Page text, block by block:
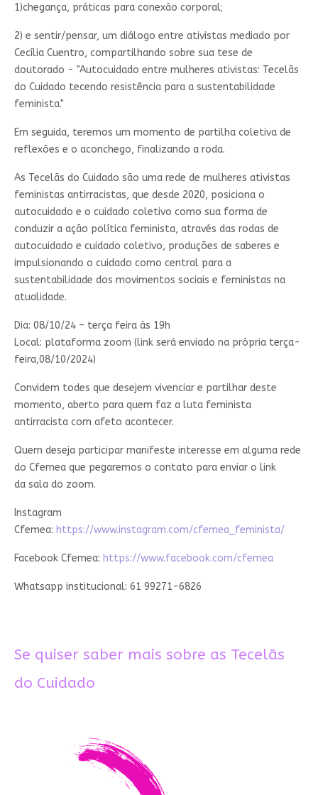
1)chegança, práticas para conexão corporal;
2) e sentir/pensar, um diálogo entre ativistas mediado por
Cecília Cuentro, compartilhando sobre sua tese de
doutorado - "Autocuidado entre mulheres ativistas: Tecelãs
do Cuidado tecendo resistência para a sustentabilidade
feminista."
Em seguida, teremos um momento de partilha coletiva de
reflexões e o aconchego, finalizando a roda.
As Tecelãs do Cuidado são uma rede de mulheres ativistas
feministas antirracistas, que desde 2020, posiciona o
autocuidado e o cuidado coletivo como sua forma de
conduzir a ação política feminista, através das rodas de
autocuidado e cuidado coletivo, produções de saberes e
impulsionando o cuidado como central para a
sustentabilidade dos movimentos sociais e feministas na
atualidade.
Dia: 08/10/24 – terça feira às 19h
Local: plataforma zoom (link será enviado na própria terça-
feira,08/10/2024)
Convidem todes que desejem vivenciar e partilhar deste
momento, aberto para quem faz a luta feminista
antirracista com afeto acontecer.
Quem deseja participar manifeste interesse em alguma rede
do Cfemea que pegaremos o contato para enviar o link
da sala do zoom.
Instagram
Cfemea: https://www.instagram.com/cfemea_feminista/
Facebook Cfemea: https://www.facebook.com/cfemea
Whatsapp institucional: 61 99271-6826
Se quiser saber mais sobre as Tecelãs
do Cuidado